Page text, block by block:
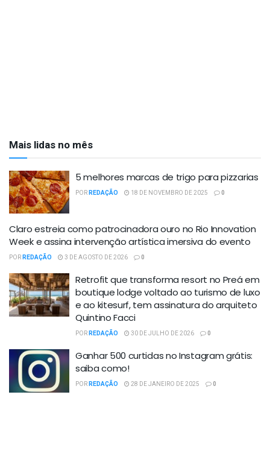
Mais lidas no mês
5 melhores marcas de trigo para pizzarias
PORREDAÇÃO 18 DE NOVEMBRO DE 2025 0
Claro estreia como patrocinadora ouro no Rio Innovation
Week e assina intervenção artística imersiva do evento
PORREDAÇÃO 3 DE AGOSTO DE 2026 0
Retrofit que transforma resort no Preá em
boutique lodge voltado ao turismo de luxo
e ao kitesurf, tem assinatura do arquiteto
Quintino Facci
PORREDAÇÃO 30 DE JULHO DE 2026 0
Ganhar 500 curtidas no Instagram grátis:
saiba como!
PORREDAÇÃO 28 DE JANEIRO DE 2025 0